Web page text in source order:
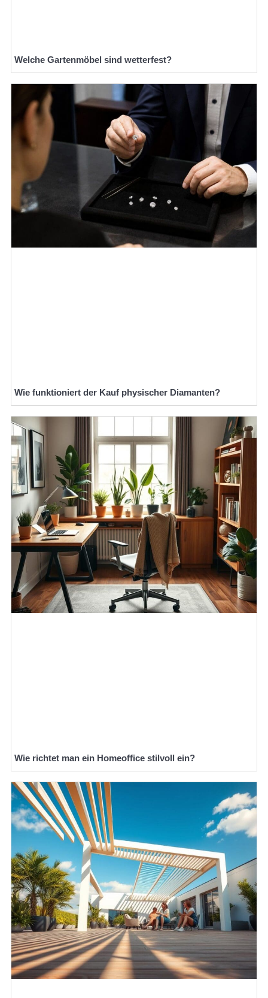
Welche Gartenmöbel sind wetterfest?
Wie funktioniert der Kauf physischer Diamanten?
Wie richtet man ein Homeoffice stilvoll ein?